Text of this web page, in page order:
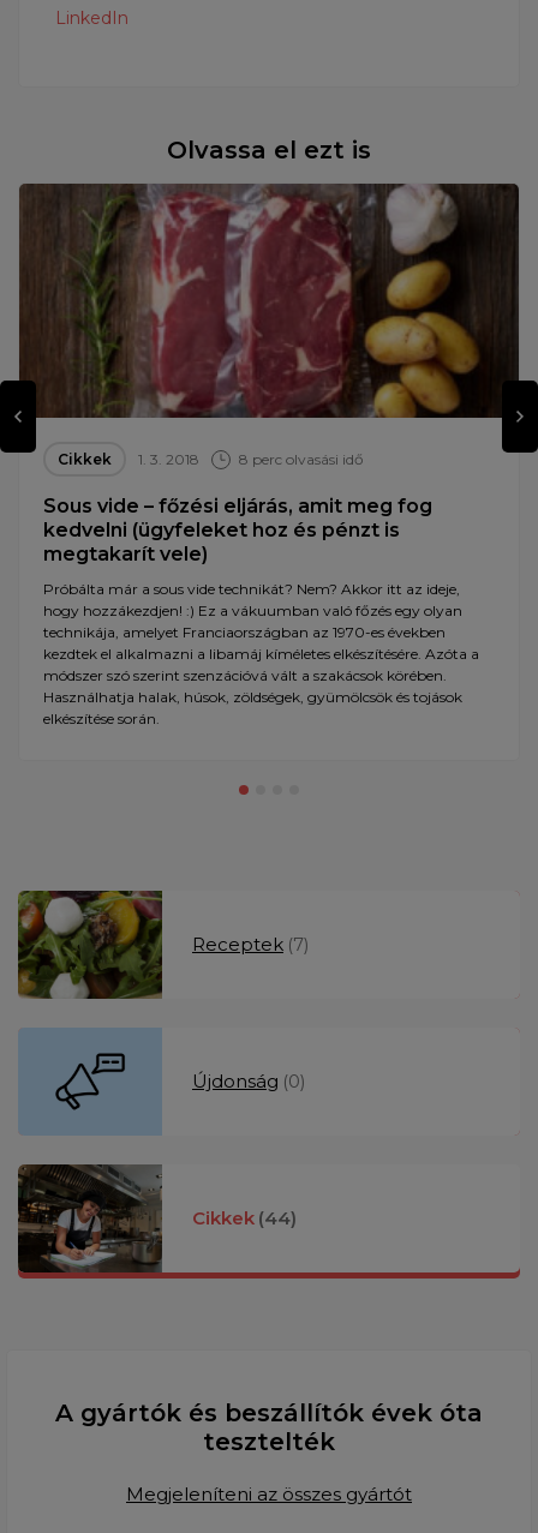
LinkedIn
Olvassa el ezt is
Cikkek 1. 3. 2018 8 perc olvasási idő
Sous vide – főzési eljárás, amit meg fog
kedvelni (ügyfeleket hoz és pénzt is
megtakarít vele)
Próbálta már a sous vide technikát? Nem? Akkor itt az ideje,
hogy hozzákezdjen! :) Ez a vákuumban való főzés egy olyan
technikája, amelyet Franciaországban az 1970-es években
kezdtek el alkalmazni a libamáj kíméletes elkészítésére. Azóta a
módszer szó szerint szenzációvá vált a szakácsok körében.
Használhatja halak, húsok, zöldségek, gyümölcsök és tojások
elkészítése során.
Receptek (7)
Újdonság (0)
Cikkek (44)
A gyártók és beszállítók évek óta
tesztelték
Megjeleníteni az összes gyártót